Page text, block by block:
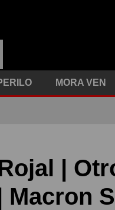
MORA VEN
|